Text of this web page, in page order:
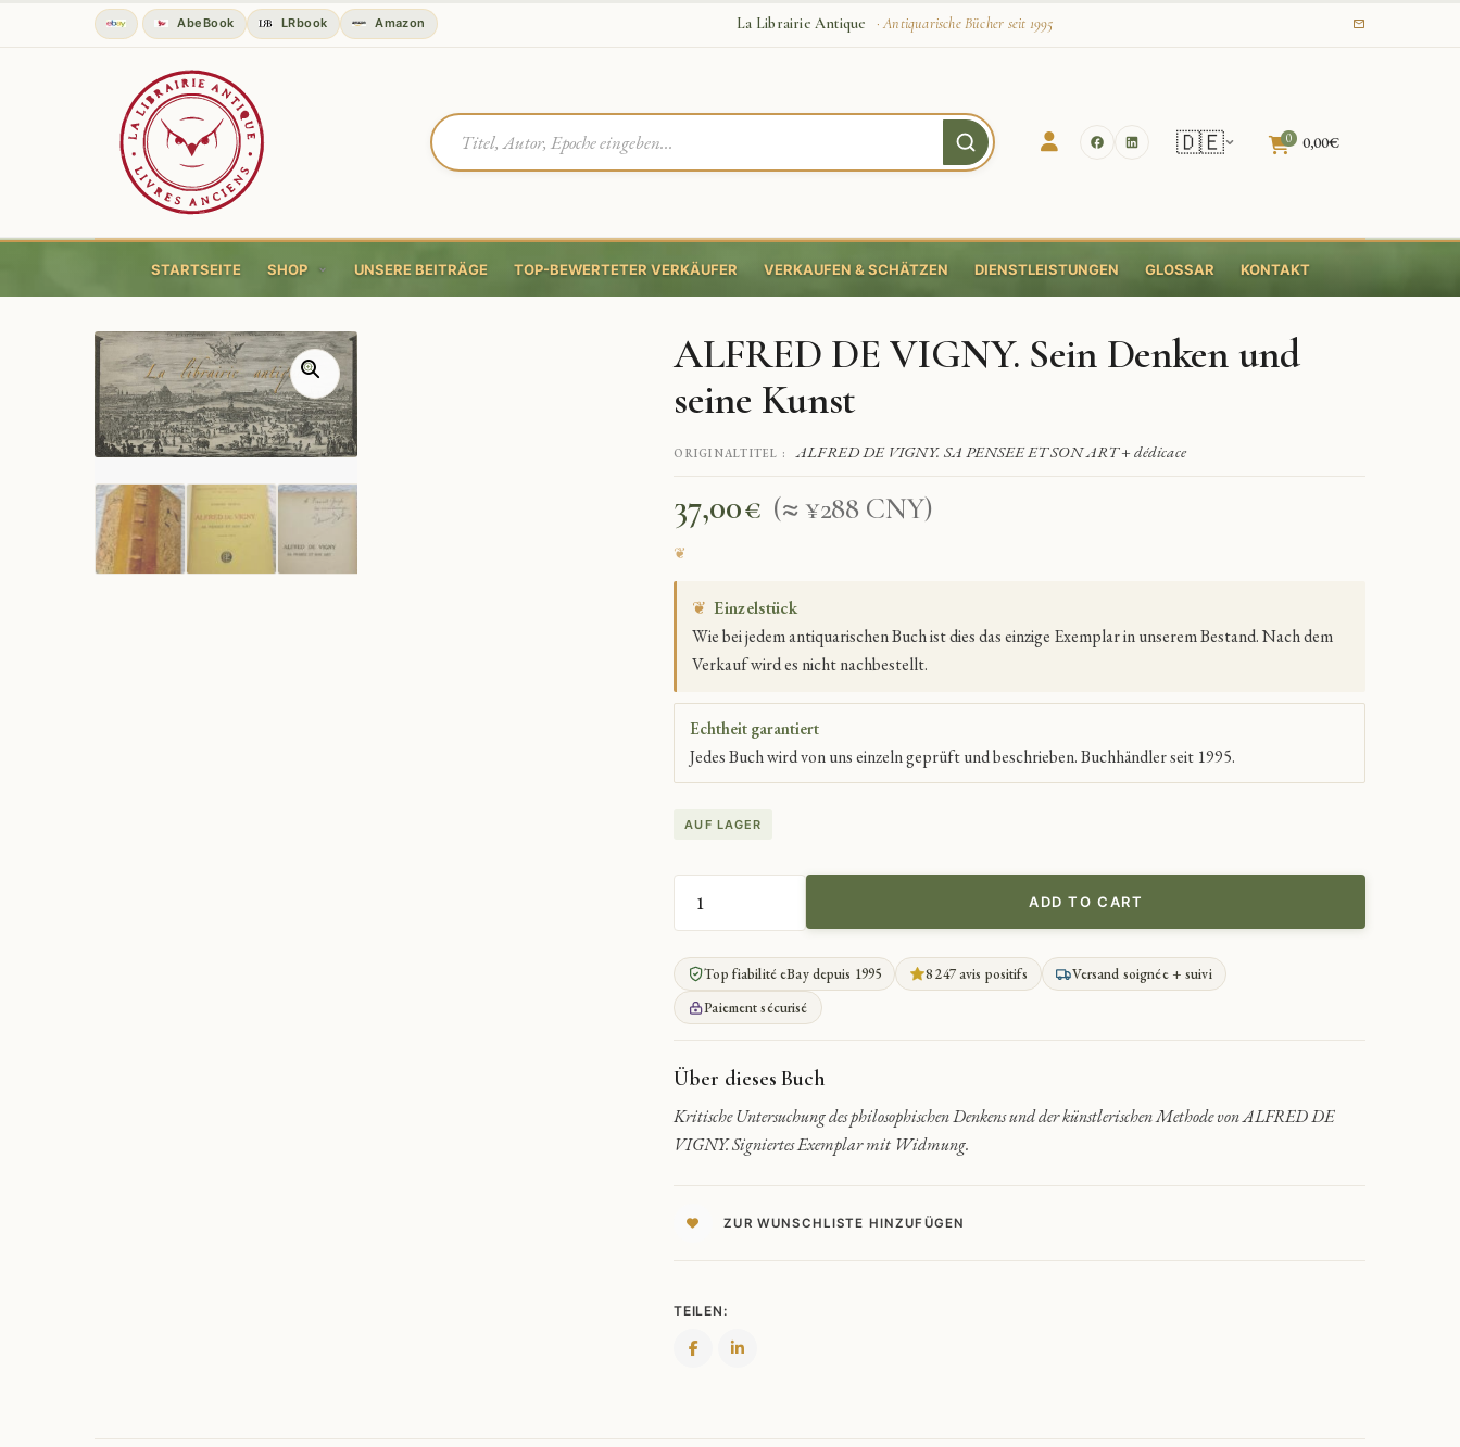
AbeBook LRbook Amazon La Librairie Antique · Antiquarische Bücher seit 1995
🇩🇪 0 0,00€
STARTSEITE SHOP UNSERE BEITRÄGE TOP-BEWERTETER VERKÄUFER VERKAUFEN & SCHÄTZEN DIENSTLEISTUNGEN GLOSSAR KONTAKT
ALFRED DE VIGNY. Sein Denken und
seine Kunst
ORIGINALTITEL : ALFRED DE VIGNY. SA PENSEE ET SON ART + dédicace
37,00€ (≈ ¥288 CNY)
❦ Einzelstück
Wie bei jedem antiquarischen Buch ist dies das einzige Exemplar in unserem Bestand. Nach dem
Verkauf wird es nicht nachbestellt.
Echtheit garantiert
Jedes Buch wird von uns einzeln geprüft und beschrieben. Buchhändler seit 1995.
AUF LAGER
ALFRED
DE
VIGNY.
SEIN
DENKEN
UND
KUNST
ADD TO CART
Top fiabilité eBay depuis 1995 8 247 avis positifs
Versand soignée + suivi
Paiement sécurisé
Über dieses Buch
Kritische Untersuchung des philosophischen Denkens und der künstlerischen Methode von ALFRED DE
VIGNY. Signiertes Exemplar mit Widmung.
ZUR WUNSCHLISTE HINZUFÜGEN
TEILEN: